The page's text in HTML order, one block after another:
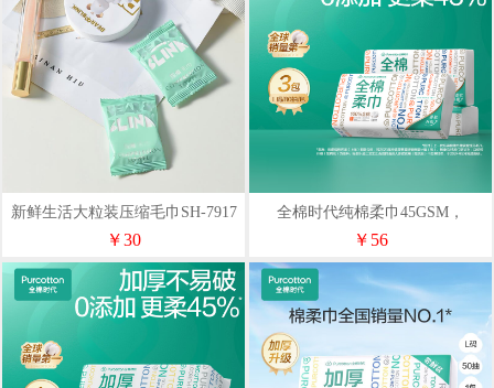
新鲜生活大粒装压缩毛巾SH-7917
￥30
全棉时代纯棉柔巾45GSM，
20×20CM80片/包3包/组
￥56